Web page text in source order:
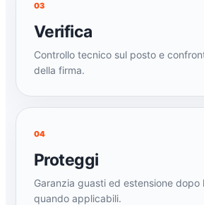
03
Verifica
Controllo tecnico sul posto e
della firma.
04
Proteggi
Garanzia guasti ed estensione dopo
quando applicabili.